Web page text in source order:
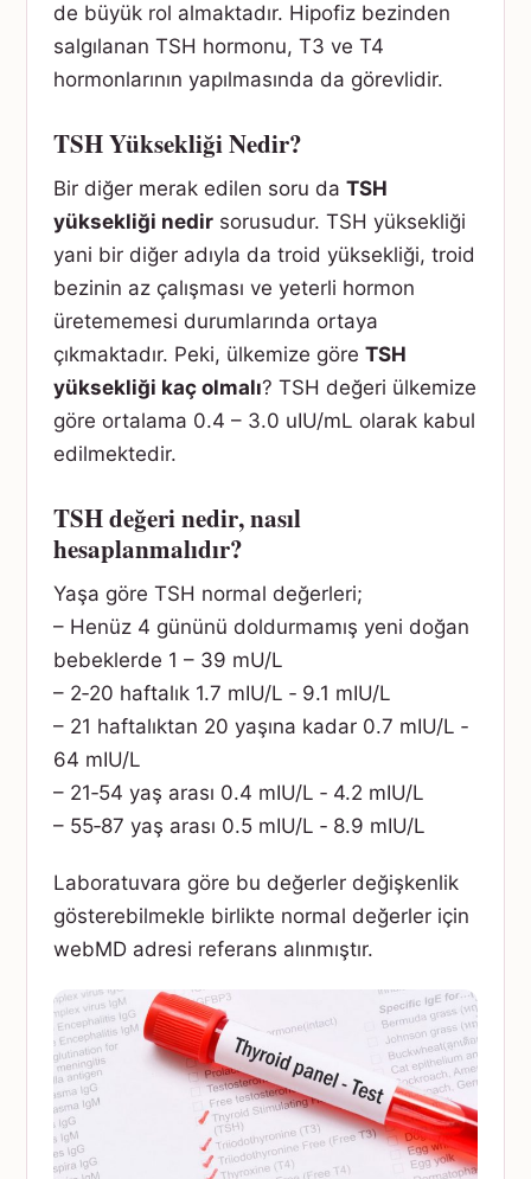
de büyük rol almaktadır. Hipofiz bezinden
salgılanan TSH hormonu, T3 ve T4
hormonlarının yapılmasında da görevlidir.
TSH Yüksekliği Nedir?
Bir diğer merak edilen soru da TSH
yüksekliği nedir sorusudur. TSH yüksekliği
yani bir diğer adıyla da troid yüksekliği, troid
bezinin az çalışması ve yeterli hormon
üretememesi durumlarında ortaya
çıkmaktadır. Peki, ülkemize göre TSH
yüksekliği kaç olmalı? TSH değeri ülkemize
göre ortalama 0.4 – 3.0 uIU/mL olarak kabul
edilmektedir.
TSH değeri nedir,nasıl
hesaplanmalıdır?
Yaşa göre TSH normal değerleri;
– Henüz 4 gününü doldurmamış yeni doğan
bebeklerde 1 – 39 mU/L
– 2‑20 haftalık 1.7 mIU/L ‑ 9.1 mIU/L
– 21 haftalıktan 20 yaşına kadar 0.7 mIU/L ‑
64 mIU/L
– 21‑54 yaş arası 0.4 mIU/L ‑ 4.2 mIU/L
– 55‑87 yaş arası 0.5 mIU/L ‑ 8.9 mIU/L
Laboratuvara göre bu değerler değişkenlik
gösterebilmekle birlikte normal değerler için
webMD adresi referans alınmıştır.